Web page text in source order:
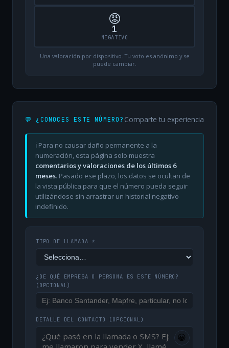
😡
1
NEGATIVO
Una valoración por dispositivo. Tu voto es anónimo y se
puede cambiar.
💬 ¿CONOCES ESTE NÚMERO? Comparte tu experiencia
ℹ️ Para no causar daño permanente a la
numeración, esta página solo muestra
comentarios y valoraciones de los últimos 6
meses. Pasado ese plazo, los datos se ocultan de
la vista pública para que el número pueda seguir
utilizándose sin arrastrar un historial negativo
indefinido.
TIPO DE LLAMADA *
¿DE QUÉ EMPRESA O PERSONA ES ESTE NÚMERO?
(OPCIONAL)
DETALLE DEL CONTACTO (OPCIONAL)
😀